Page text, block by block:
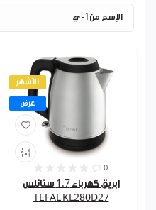
الأشهر
عرض
0
ابريق كهرباء 1.7 ستانلس
TEFAL KL280D27